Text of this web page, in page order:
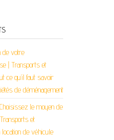
de votre
| Transports et
ce qu’il faut savoir
de déménagement
le moyen de
et
location de véhicule